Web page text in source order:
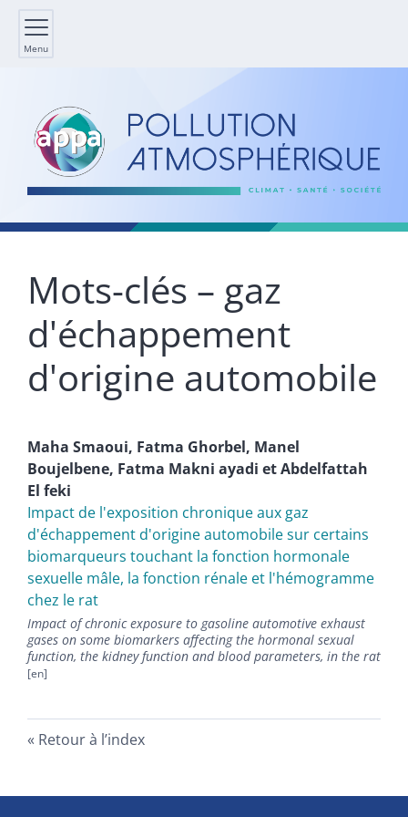
Menu
Mots-clés – gaz
d'échappement
d'origine automobile
Maha Smaoui, Fatma Ghorbel, Manel
Boujelbene, Fatma Makni ayadi etAbdelfattah
El feki
Impact de l'exposition chronique aux gaz
d'échappement d'origine automobile sur certains
biomarqueurs touchant la fonction hormonale
sexuelle mâle, la fonction rénale et l'hémogramme
chez le rat
Impact of chronic exposure to gasoline automotive exhaust
gases on some biomarkers affecting the hormonal sexual
function, the kidney function and blood parameters, in the rat
Retour à l’index